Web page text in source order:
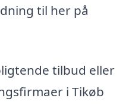
til her på
tilbud eller
i Tikøb